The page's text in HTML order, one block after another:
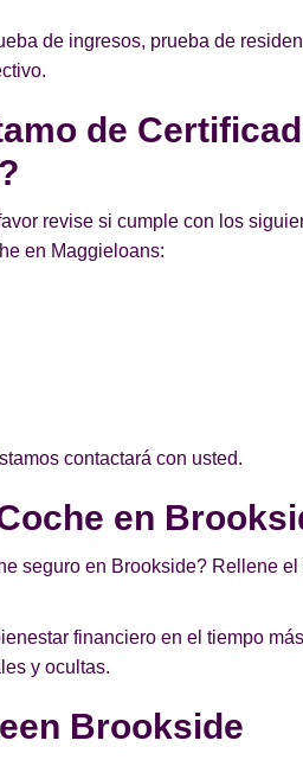
de ingresos, prueba de
de
revise si cumple con los
en Maggieloans:
contactará con usted.
en
seguro en Brookside? Rellene
financiero en el tiempo
y ocultas.
Brookside